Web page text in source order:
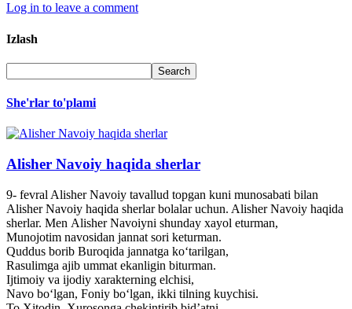
Log in to leave a comment
Izlash
She'rlar to'plami
Alisher Navoiy haqida sherlar
9- fevral Alisher Navoiy tavallud topgan kuni munosabati bilan
Alisher Navoiy haqida sherlar bolalar uchun. Alisher Navoiy haqida
sherlar. Men Alisher Navoiyni shunday xayol eturman,
Munojotim navosidan jannat sori keturman.
Quddus borib Buroqida jannatga ko‘tarilgan,
Rasulimga ajib ummat ekanligin biturman.
Ijtimoiy va ijodiy xarakterning elchisi,
Navo bo‘lgan, Foniy bo‘lgan, ikki tilning kuychisi.